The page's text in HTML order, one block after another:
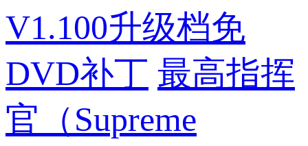
V1.100升级档免
DVD补丁 最高指挥
官（Supreme